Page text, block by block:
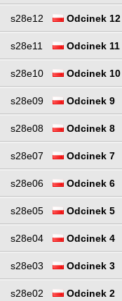
s28e12 Odcinek 12
s28e11 Odcinek 11
s28e10 Odcinek 10
s28e09 Odcinek 9
s28e08 Odcinek 8
s28e07 Odcinek 7
s28e06 Odcinek 6
s28e05 Odcinek 5
s28e04 Odcinek 4
s28e03 Odcinek 3
s28e02 Odcinek 2